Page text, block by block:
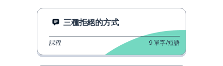
三種拒絕的方式
課程 9單字/短語